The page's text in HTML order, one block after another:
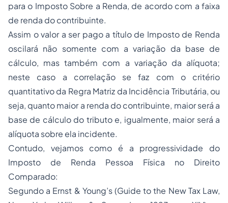
para o Imposto Sobre a Renda, de acordo com a faixa
de renda do contribuinte.
Assim o valor a ser pago a título de Imposto de Renda
oscilará não somente com a variação da base de
cálculo, mas também com a variação da alíquota;
neste caso a correlação se faz com o critério
quantitativo da Regra Matriz da Incidência Tributária, ou
seja, quanto maior a renda do contribuinte, maior será a
base de cálculo do tributo e, igualmente, maior será a
alíquota sobre ela incidente.
Contudo, vejamos como é a progressividade do
Imposto de Renda Pessoa Física no Direito
Comparado:
Segundo a Ernst & Young’s (Guide to the New Tax Law,